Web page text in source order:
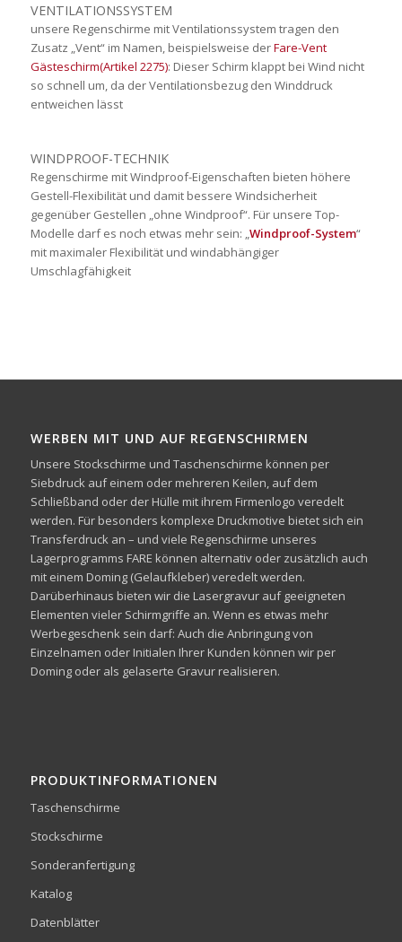
VENTILATIONSSYSTEM
unsere Regenschirme mit Ventilationssystem tragen den
Zusatz „Vent“ im Namen, beispielsweise derFare-Vent
Gästeschirm(Artikel 2275): Dieser Schirm klappt bei Wind nicht
so schnell um, da der Ventilationsbezug den Winddruck
entweichen lässt
WINDPROOF-TECHNIK
Regenschirme mit Windproof-Eigenschaften bieten höhere
Gestell-Flexibilität und damit bessere Windsicherheit
gegenüber Gestellen „ohne Windproof“. Für unsere Top-
Modelle darf es noch etwas mehr sein: „Windproof-System“
mit maximaler Flexibilität und windabhängiger
Umschlagfähigkeit
WERBEN MIT UND AUF REGENSCHIRMEN
Unsere Stockschirme und Taschenschirme können per
Siebdruck auf einem oder mehreren Keilen, auf dem
Schließband oder der Hülle mit ihrem Firmenlogo veredelt
werden. Für besonders komplexe Druckmotive bietet sich ein
Transferdruck an – und viele Regenschirme unseres
Lagerprogramms FARE können alternativ oder zusätzlich auch
mit einem Doming (Gelaufkleber) veredelt werden.
Darüberhinaus bieten wir die Lasergravur auf geeigneten
Elementen vieler Schirmgriffe an. Wenn es etwas mehr
Werbegeschenk sein darf: Auch die Anbringung von
Einzelnamen oder Initialen Ihrer Kunden können wir per
Doming oder als gelaserte Gravur realisieren.
PRODUKTINFORMATIONEN
Taschenschirme
Stockschirme
Sonderanfertigung
Katalog
Datenblätter